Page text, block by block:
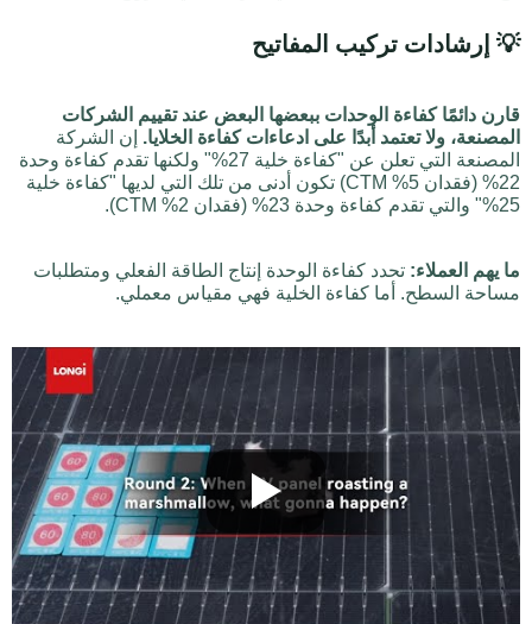
💡 إرشادات تركيب المفاتيح
قارن دائمًا كفاءة الوحدات ببعضها البعض عند تقييم الشركات
المصنعة، ولا تعتمد أبدًا على ادعاءات كفاءة الخلايا. إن الشركة
المصنعة التي تعلن عن "كفاءة خلية 27%" ولكنها تقدم كفاءة وحدة
22% (فقدان 5% CTM) تكون أدنى من تلك التي لديها "كفاءة خلية
25%" والتي تقدم كفاءة وحدة 23% (فقدان 2% CTM).
ما يهم العملاء: تحدد كفاءة الوحدة إنتاج الطاقة الفعلي ومتطلبات
مساحة السطح. أما كفاءة الخلية فهي مقياس معملي.